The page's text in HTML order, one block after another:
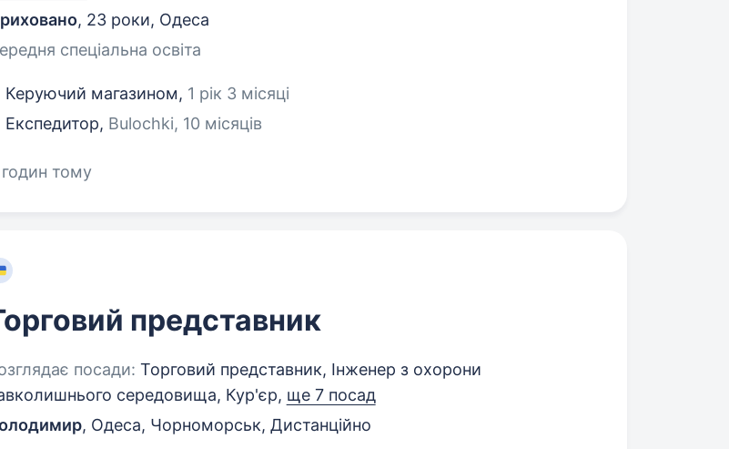
, 23 роки, Одеса
спеціальна освіта
Керуючий магазином, 1 рік 3 місяці
Експедитор, Bulochki, 10 місяців
тому
представник
посади: Торговий представник, Інженер з охорони
середовища, Кур'єр, ще 7 посад
, Одеса, Чорноморськ, Дистанційно